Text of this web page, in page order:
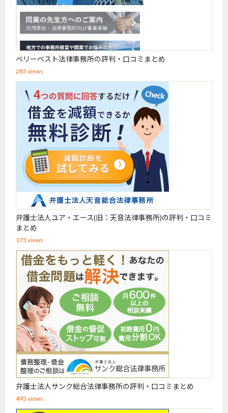
ベリーベスト法律事務所の評判・口コミまとめ
285 views
弁護士法人ユア・エース(旧：天音法律事務所)の評判・口コミ
まとめ
175 views
弁護士法人サンク総合法律事務所の評判・口コミまとめ
493 views